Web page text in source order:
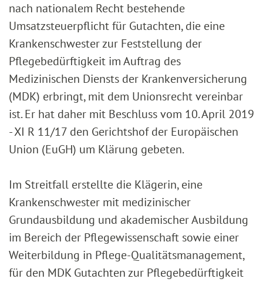
nach nationalem Recht bestehende
Umsatzsteuerpflicht für Gutachten, die eine
Krankenschwester zur Feststellung der
Pflegebedürftigkeit im Auftrag des
Medizinischen Diensts der Krankenversicherung
(MDK) erbringt, mit dem Unionsrecht vereinbar
ist. Er hat daher mit Beschluss vom 10. April 2019
- XI R 11/17 den Gerichtshof der Europäischen
Union (EuGH) um Klärung gebeten.
Im Streitfall erstellte die Klägerin, eine
Krankenschwester mit medizinischer
Grundausbildung und akademischer Ausbildung
im Bereich der Pflegewissenschaft sowie einer
Weiterbildung in Pflege-Qualitätsmanagement,
für den MDK Gutachten zur Pflegebedürftigkeit